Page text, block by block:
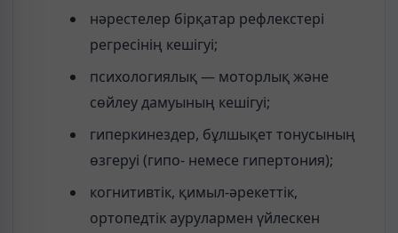
нəрестелер бірқатар рефлекстері
регресінің кешігуі;
психологиялық — моторлық жəне
сөйлеу дамуының кешігуі;
гиперкинездер, бұлшықет тонусының
өзгеруі (гипо- немесе гипертония);
когнитивтік, қимыл-əрекеттік,
ортопедтік аурулармен үйлескен